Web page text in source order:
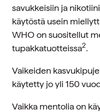
savukkeisiin ja
käytöstä usein
WHO on suositellut
tupakkatuotteissa2.
Vaikeiden
käytetty jo yli 150
Vaikka mentolia on